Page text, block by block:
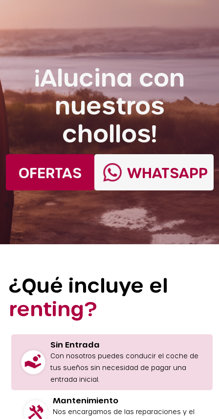
¡Alucina con
nuestros
chollos!
OFERTAS WHATSAPP
¿Qué incluye el
renting?
Sin Entrada
Con nosotros puedes conducir el coche de
tus sueños sin necesidad de pagar una
entrada inicial.
Mantenimiento
Nos encargamos de las reparaciones y el